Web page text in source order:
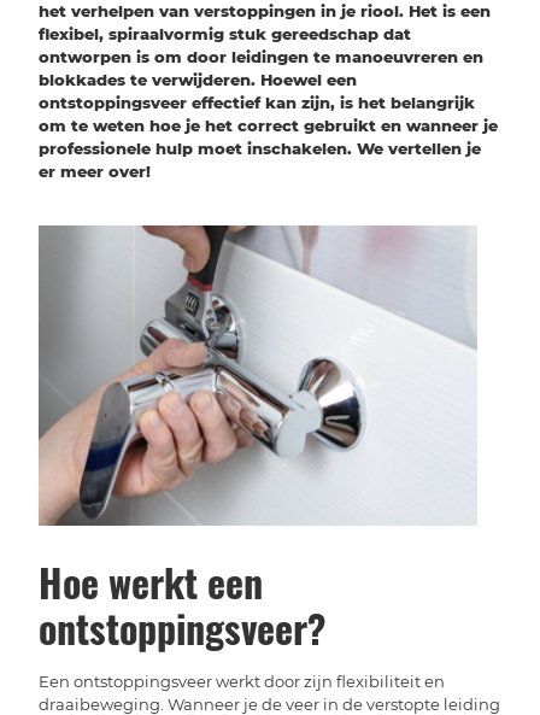
het verhelpen van verstoppingen in je riool. Het is een
flexibel, spiraalvormig stuk gereedschap dat
ontworpen is om door leidingen te manoeuvreren en
blokkades te verwijderen. Hoewel een
ontstoppingsveer effectief kan zijn, is het belangrijk
om te weten hoe je het correct gebruikt en wanneer je
professionele hulp moet inschakelen. We vertellen je
er meer over!
Hoe werkt een
ontstoppingsveer?
Een ontstoppingsveer werkt door zijn flexibiliteit en
draaibeweging. Wanneer je de veer in de verstopte leiding